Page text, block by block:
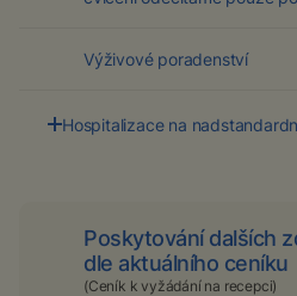
Výživové poradenství
Hospitalizace na
Poskytování dalších
dle aktuálního ceníku
(Ceník k vyžádání na recepci)